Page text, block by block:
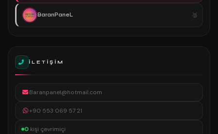
BaranPaneL
İLETIŞIM
Baranpanel@hotmail.com
+90 553 069 57 21
0 kişi çevrimiçi